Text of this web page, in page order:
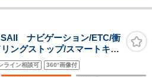
ナビゲーション/ETC/衝
ングストップ/スマートキー/
ライト/オートライト/フロン
イール/オートエアコン
ライン相談可 360°画像付